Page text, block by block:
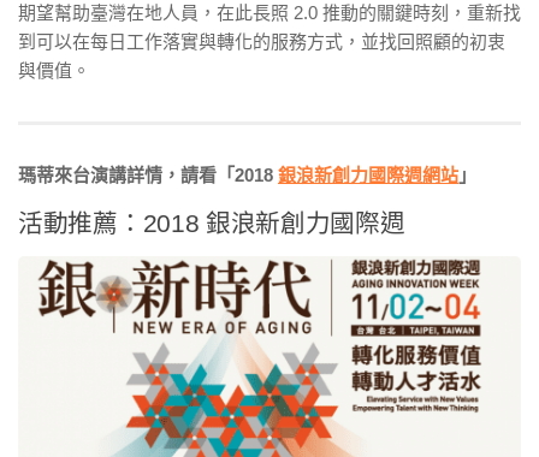
期望幫助臺灣在地人員，在此長照 2.0 推動的關鍵時刻，重新找
到可以在每日工作落實與轉化的服務方式，並找回照顧的初衷
與價值。
瑪蒂來台演講詳情，請看「2018 銀浪新創力國際週網站 」
活動推薦：2018 銀浪新創力國際週